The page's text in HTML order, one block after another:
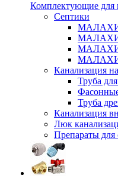
Комплектующие для
Септики
Канализация
Труба
Труба
Канализация
Люк
Препараты для